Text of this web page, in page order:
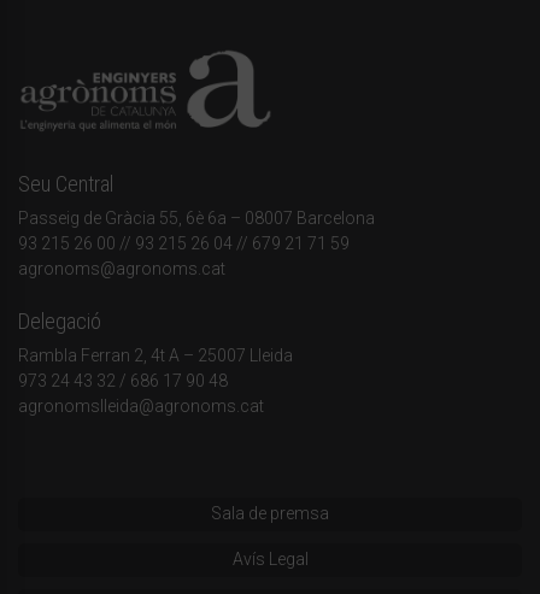
Seu Central
Passeig de Gràcia 55, 6è 6a – 08007 Barcelona
93 215 26 00 // 93 215 26 04 // 679 21 71 59
agronoms@agronoms.cat
Delegació
Rambla Ferran 2, 4t A – 25007 Lleida
973 24 43 32 / 686 17 90 48
agronomslleida@agronoms.cat
Sala de premsa
Avís Legal